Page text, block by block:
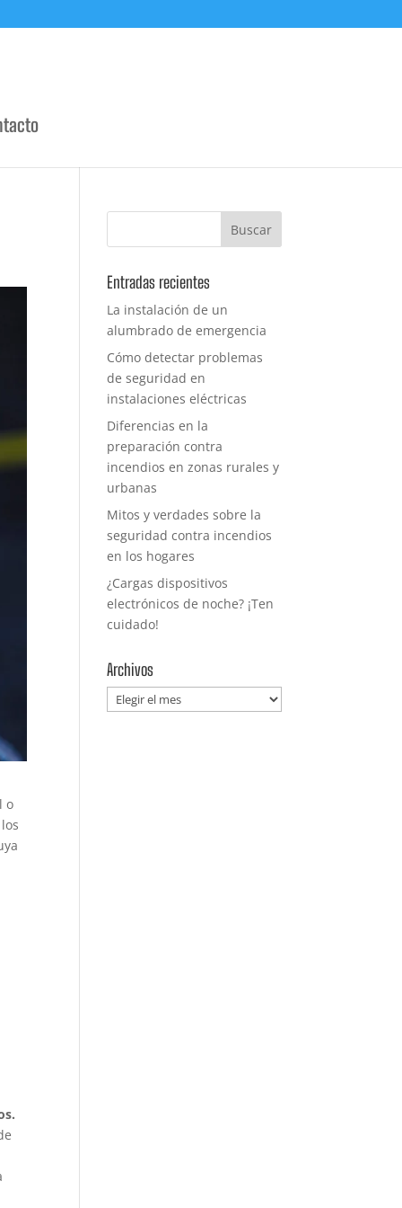
o
Entradas recientes
La instalación de un
alumbrado de emergencia
Cómo detectar problemas
de seguridad en
instalaciones eléctricas
Diferencias en la
preparación contra
incendios en zonas rurales y
urbanas
Mitos y verdades sobre la
seguridad contra incendios
en los hogares
¿Cargas dispositivos
electrónicos de noche? ¡Ten
cuidado!
Archivos
Archivos